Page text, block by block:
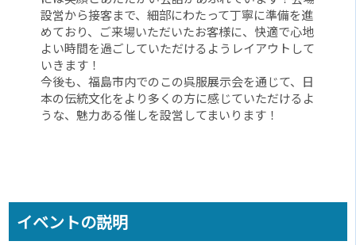
設営から接客まで、細部にわたって丁寧に準備を進
めており、ご来場いただいたお客様に、快適で心地
よい時間を過ごしていただけるようレイアウトして
いきます！
今後も、福島市内でのこの呉服展示会を通じて、日
本の伝統文化をより多くの方に感じていただけるよ
うな、魅力ある催しを設営してまいります！
イベントの説明